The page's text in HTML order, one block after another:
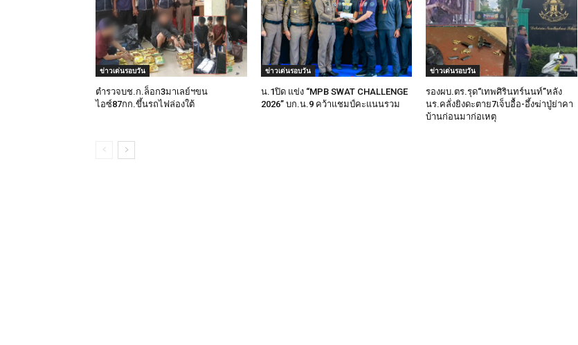
ข่าวเด่นรอบวัน
ตำรวจบช.ก.ล็อก3มาเลย์ฯขน
ไอซ์87กก.ขึ้นรถไฟล่องใต้
ข่าวเด่นรอบวัน
น.1ปิด แข่ง “MPB SWAT CHALLENGE
2026” บก.น.9 คว้าแชมป์คะแนนรวม
ข่าวเด่นรอบวัน
รองผบ.ตร.รุด“เทพศิรินทร์นนท์”หลัง
นร.คลั่งยิงดะตาย7เจ็บอื้อ-อึ้งฆ่าปู่ย่าคา
บ้านก่อนมาก่อเหตุ